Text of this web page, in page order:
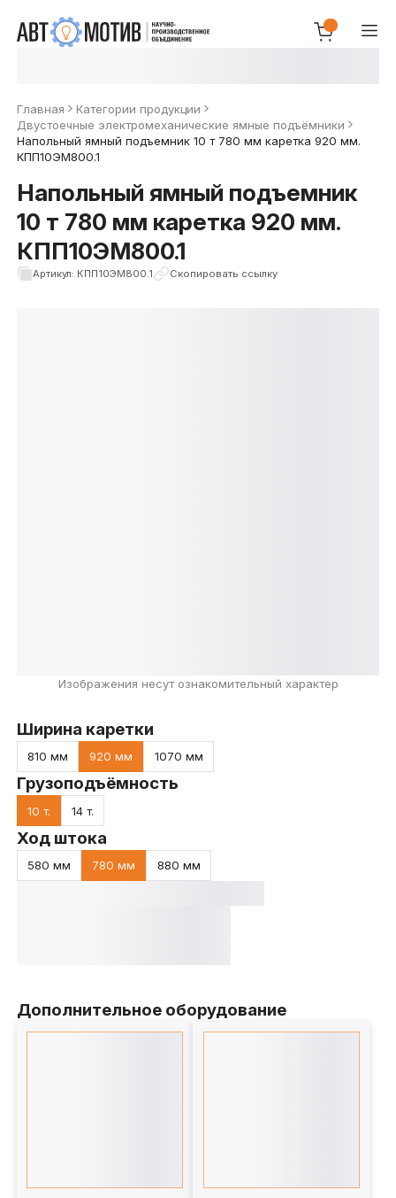
Главная
Категории продукции
Двустоечные электромеханические ямные подъёмники
Напольный ямный подъемник 10 т 780 мм каретка 920 мм.
КПП10ЭМ800.1
Напольный ямный подъемник
10 т 780 мм каретка 920 мм.
КПП10ЭМ800.1
Артикул: КПП10ЭМ800.1 Скопировать ссылку
Изображения несут ознакомительный характер
Ширина каретки
810 мм 920 мм 1070 мм
Грузоподъёмность
10 т. 14 т.
Ход штока
580 мм 780 мм 880 мм
Дополнительное оборудование